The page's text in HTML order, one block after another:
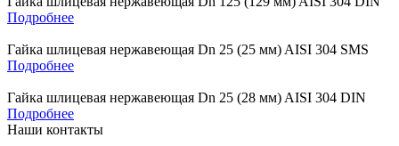
Подробнее
Гайка шлицевая нержавеющая Dn 25 (25 мм) AISI 304 SMS
Подробнее
Гайка шлицевая нержавеющая Dn 25 (28 мм) AISI 304 DIN
Подробнее
Наши контакты